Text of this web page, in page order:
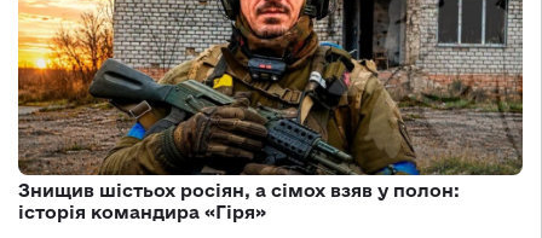
Знищив шістьох росіян, а сімох взяв у полон:
історія командира «Гіря»